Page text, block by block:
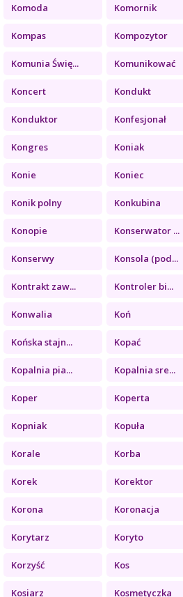
Komoda Komornik
Kompas Kompozytor
Komunia Świę... Komunikować
Koncert Kondukt
Konduktor Konfesjonał
Kongres Koniak
Konie Koniec
Konik polny Konkubina
Konopie Konserwator ...
Konserwy Konsola (pod...
Kontrakt zaw... Kontroler bi...
Konwalia Koń
Końska stajn... Kopać
Kopalnia pia... Kopalnia sre...
Koper Koperta
Kopniak Kopuła
Korale Korba
Korek Korektor
Korona Koronacja
Korytarz Koryto
Korzyść Kos
Kosiarz Kosmetyczka